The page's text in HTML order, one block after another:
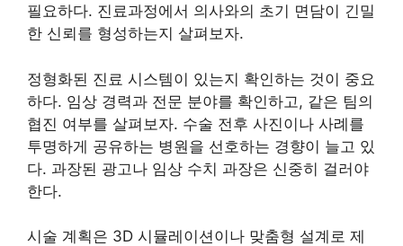
필요하다. 진료과정에서 의사와의 초기 면담이 긴밀
한 신뢰를 형성하는지 살펴보자.
정형화된 진료 시스템이 있는지 확인하는 것이 중요
하다. 임상 경력과 전문 분야를 확인하고, 같은 팀의
협진 여부를 살펴보자. 수술 전후 사진이나 사례를
투명하게 공유하는 병원을 선호하는 경향이 늘고 있
다. 과장된 광고나 임상 수치 과장은 신중히 걸러야
한다.
시술 계획은 3D 시뮬레이션이나 맞춤형 설계로 제